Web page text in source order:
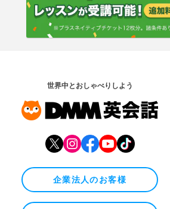
世界中とおしゃべりしよう
企業法人のお客様